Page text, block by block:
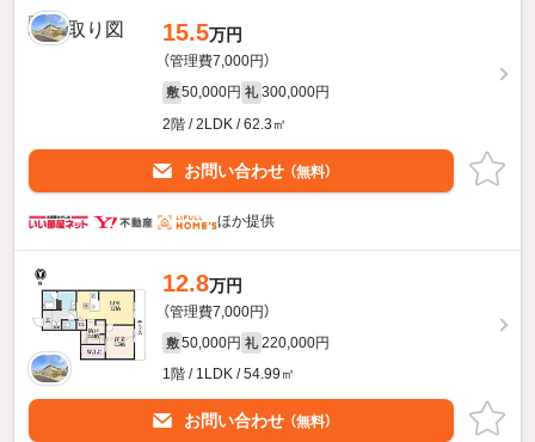
15.5万円
（管理費7,000円）
敷 50,000円 礼 300,000円
2階 / 2LDK / 62.3㎡
お問い合わせ （無料）
ほか提供
12.8万円
（管理費7,000円）
敷 50,000円 礼 220,000円
1階 / 1LDK / 54.99㎡
お問い合わせ （無料）